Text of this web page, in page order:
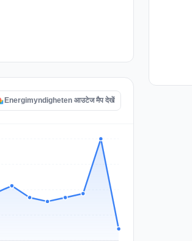
Energimyndigheten आउटेज मैप देखें